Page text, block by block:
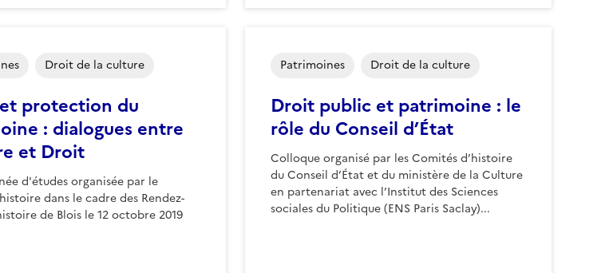
protection du
: dialogues entre
et Droit
d'études organisée par le
dans le cadre des Rendez-
de Blois le 12 octobre 2019
Droit de la culture
Droit public et patrimoine : le
rôle du Conseil d’État
Colloque organisé par les Comités d’histoire
du Conseil d’État et du ministère de la Culture
en partenariat avec l’Institut des Sciences
sociales du Politique (ENS Paris Saclay)...
Patrimoines Droit de la culture